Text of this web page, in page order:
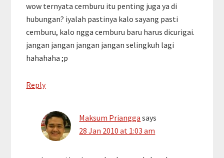
wow ternyata cemburu itu penting juga ya di
hubungan? iyalah pastinya kalo sayang pasti
cemburu, kalo ngga cemburu baru harus dicurigai.
jangan jangan jangan jangan selingkuh lagi
hahahaha ;p
Reply
Maksum Priangga says
28 Jan 2010 at 1:03 am